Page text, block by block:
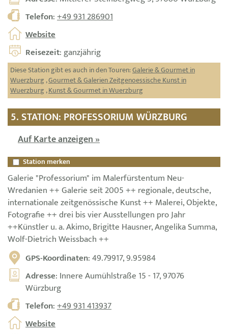
Telefon:+49 931 286901
Website
Reisezeit: ganzjährig
Diese Station gibt es auch in den Touren:Galerie & Gourmet in
Wuerzburg ,Gourmet & Galerien Zeitgenoessische Kunst in
Wuerzburg ,Kunst & Gourmet in Wuerzburg
5. STATION: PROFESSORIUM WÜRZBURG
Auf Karte anzeigen »
Station merken
Galerie "Professorium" im Malerfürstentum Neu-
Wredanien ++ Galerie seit 2005 ++ regionale, deutsche,
internationale zeitgenössische Kunst ++ Malerei, Objekte,
Fotografie ++ drei bis vier Ausstellungen pro Jahr
++Künstler u. a. Akimo, Brigitte Hausner, Angelika Summa,
Wolf-Dietrich Weissbach ++
GPS-Koordinaten: 49.79917, 9.95984
Adresse: Innere Aumühlstraße 15 - 17, 97076
Würzburg
Telefon:+49 931 413937
Website